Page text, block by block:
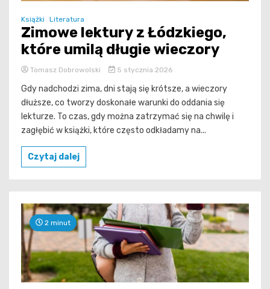
Książki Literatura
Zimowe lektury z Łódzkiego,
które umilą długie wieczory
Tomasz Dobrowolski 5 stycznia 2026
Gdy nadchodzi zima, dni stają się krótsze, a wieczory
dłuższe, co tworzy doskonałe warunki do oddania się
lekturze. To czas, gdy można zatrzymać się na chwilę i
zagłębić w książki, które często odkładamy na...
Czytaj dalej
2 minut